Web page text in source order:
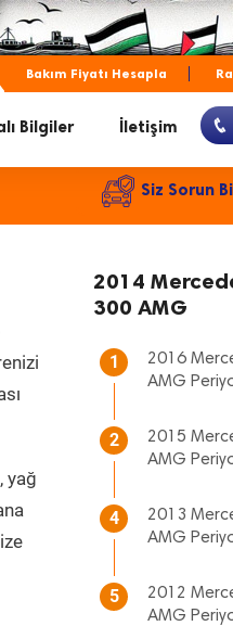
Bakım Fiyatı Hesapla
Bilgiler İletişim
Siz Sorun
yağ
2014
300 AMG
1
2016
AMG
2
2015
AMG
4
2013
AMG
5
2012
AMG